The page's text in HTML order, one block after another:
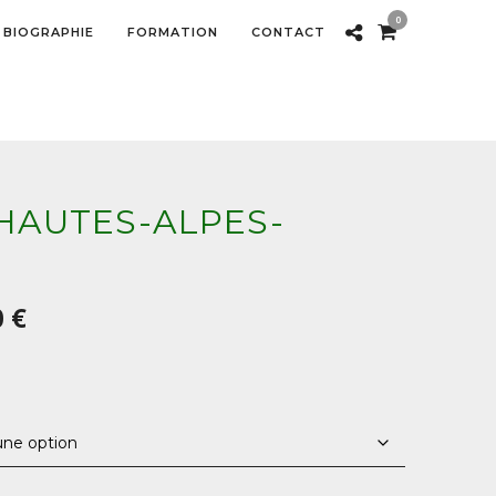
BIOGRAPHIE FORMATION CONTACT
0
ALPES-
€Plage
à